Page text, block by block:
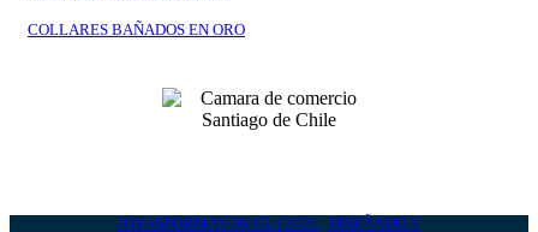
COLLARES BAÑADOS EN ORO
JOYASPORMAYOR.CL | 2026 | DISEÑADO Y